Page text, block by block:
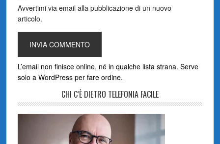
Avvertimi via email alla pubblicazione di un nuovo
articolo.
L’email non finisce online, né in qualche lista strana. Serve
solo a WordPress per fare ordine.
CHI C’È DIETRO TELEFONIA FACILE